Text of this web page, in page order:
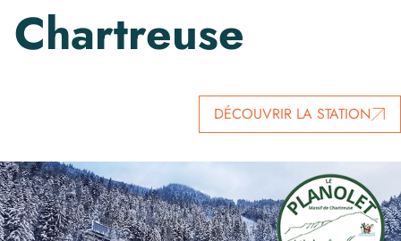
Chartreuse
DÉCOUVRIR LA STATION